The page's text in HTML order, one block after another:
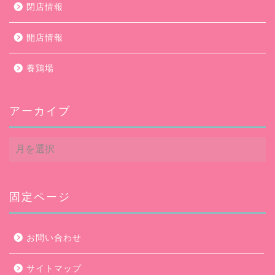
閉店情報
開店情報
養鶏場
アーカイブ
ア
ー
ブ
固定ページ
お問い合わせ
サイトマップ